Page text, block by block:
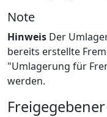
Note
Hinweis Der
bereits erstellte
"Umlagerung für
werden.